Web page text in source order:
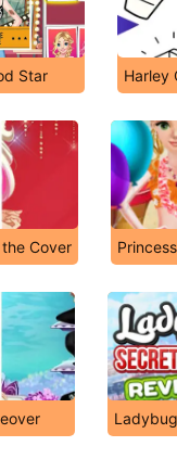
Star Harley
Cover